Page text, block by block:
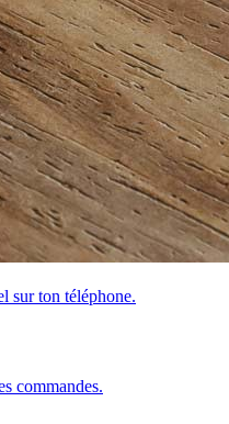
sur ton téléphone.
commandes.